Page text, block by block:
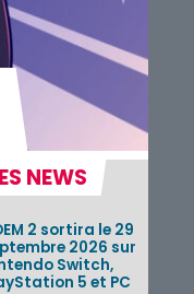
NEWS
2 sortira le 29
2026 sur
Switch,
5 et PC